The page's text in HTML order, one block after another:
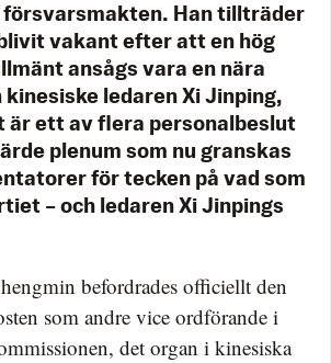
försvarsmakten. Han tillträder
vakant efter att en hög
ansågs vara en nära
ledaren Xi Jinping,
är ett av flera personalbeslut
plenum som nu granskas
för tecken på vad som
– och ledaren Xi Jinpings
befordrades officiellt den
som andre vice ordförande i
det organ i kinesiska